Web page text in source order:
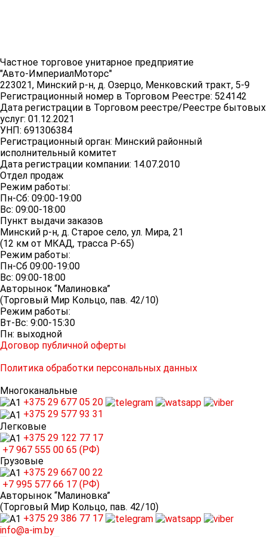
Частное торговое унитарное предприятие
"Авто-ИмпериалМоторс"
223021, Минский р-н, д. Озерцо, Менковский тракт, 5-9
Регистрационный номер в Торговом Реестре: 524142
Дата регистрации в Торговом реестре/Реестре бытовых
услуг: 01.12.2021
УНП: 691306384
Регистрационный орган: Минский районный
исполнительный комитет
Дата регистрации компании: 14.07.2010
Отдел продаж
Режим работы:
Пн-Сб: 09:00-19:00
Вс: 09:00-18:00
Пункт выдачи заказов
Минский р-н, д. Старое село, ул. Мира, 21
(12 км от МКАД, трасса P-65)
Режим работы:
Пн-Сб 09:00-19:00
Вс: 09:00-18:00
Авторынок “Малиновка”
(Торговый Мир Кольцо, пав. 42/10)
Режим работы:
Вт-Вс: 9:00-15:30
Пн: выходной
Договор публичной оферты
Политика обработки персональных данных
Многоканальные
+375 29 677 05 20
+375 29 577 93 31
Легковые
+375 29 122 77 17
+7 967 555 00 65 (РФ)
Грузовые
+375 29 667 00 22
+7 995 577 66 17 (РФ)
Авторынок “Малиновка”
(Торговый Мир Кольцо, пав. 42/10)
+375 29 386 77 17
info@a-im.by